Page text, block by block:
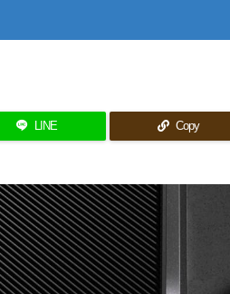
LINE Copy